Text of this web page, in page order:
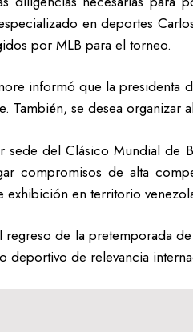
en deportes
por MLB para el torneo.
informó que la presidenta
También, se desea
sede del Clásico Mundial de
compromisos de alta
exhibición en territorio
regreso de la pretemporada
deportivo de relevancia